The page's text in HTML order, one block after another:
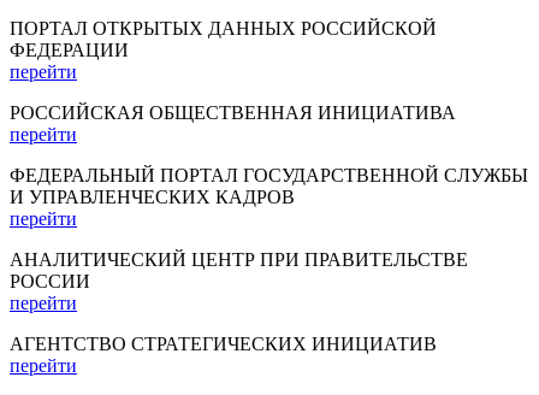
ПОРТАЛ ОТКРЫТЫХ ДАННЫХ РОССИЙСКОЙ
ФЕДЕРАЦИИ
перейти
РОССИЙСКАЯ ОБЩЕСТВЕННАЯ ИНИЦИАТИВА
перейти
ФЕДЕРАЛЬНЫЙ ПОРТАЛ ГОСУДАРСТВЕННОЙ СЛУЖБЫ
И УПРАВЛЕНЧЕСКИХ КАДРОВ
перейти
АНАЛИТИЧЕСКИЙ ЦЕНТР ПРИ ПРАВИТЕЛЬСТВЕ
РОССИИ
перейти
АГЕНТСТВО СТРАТЕГИЧЕСКИХ ИНИЦИАТИВ
перейти